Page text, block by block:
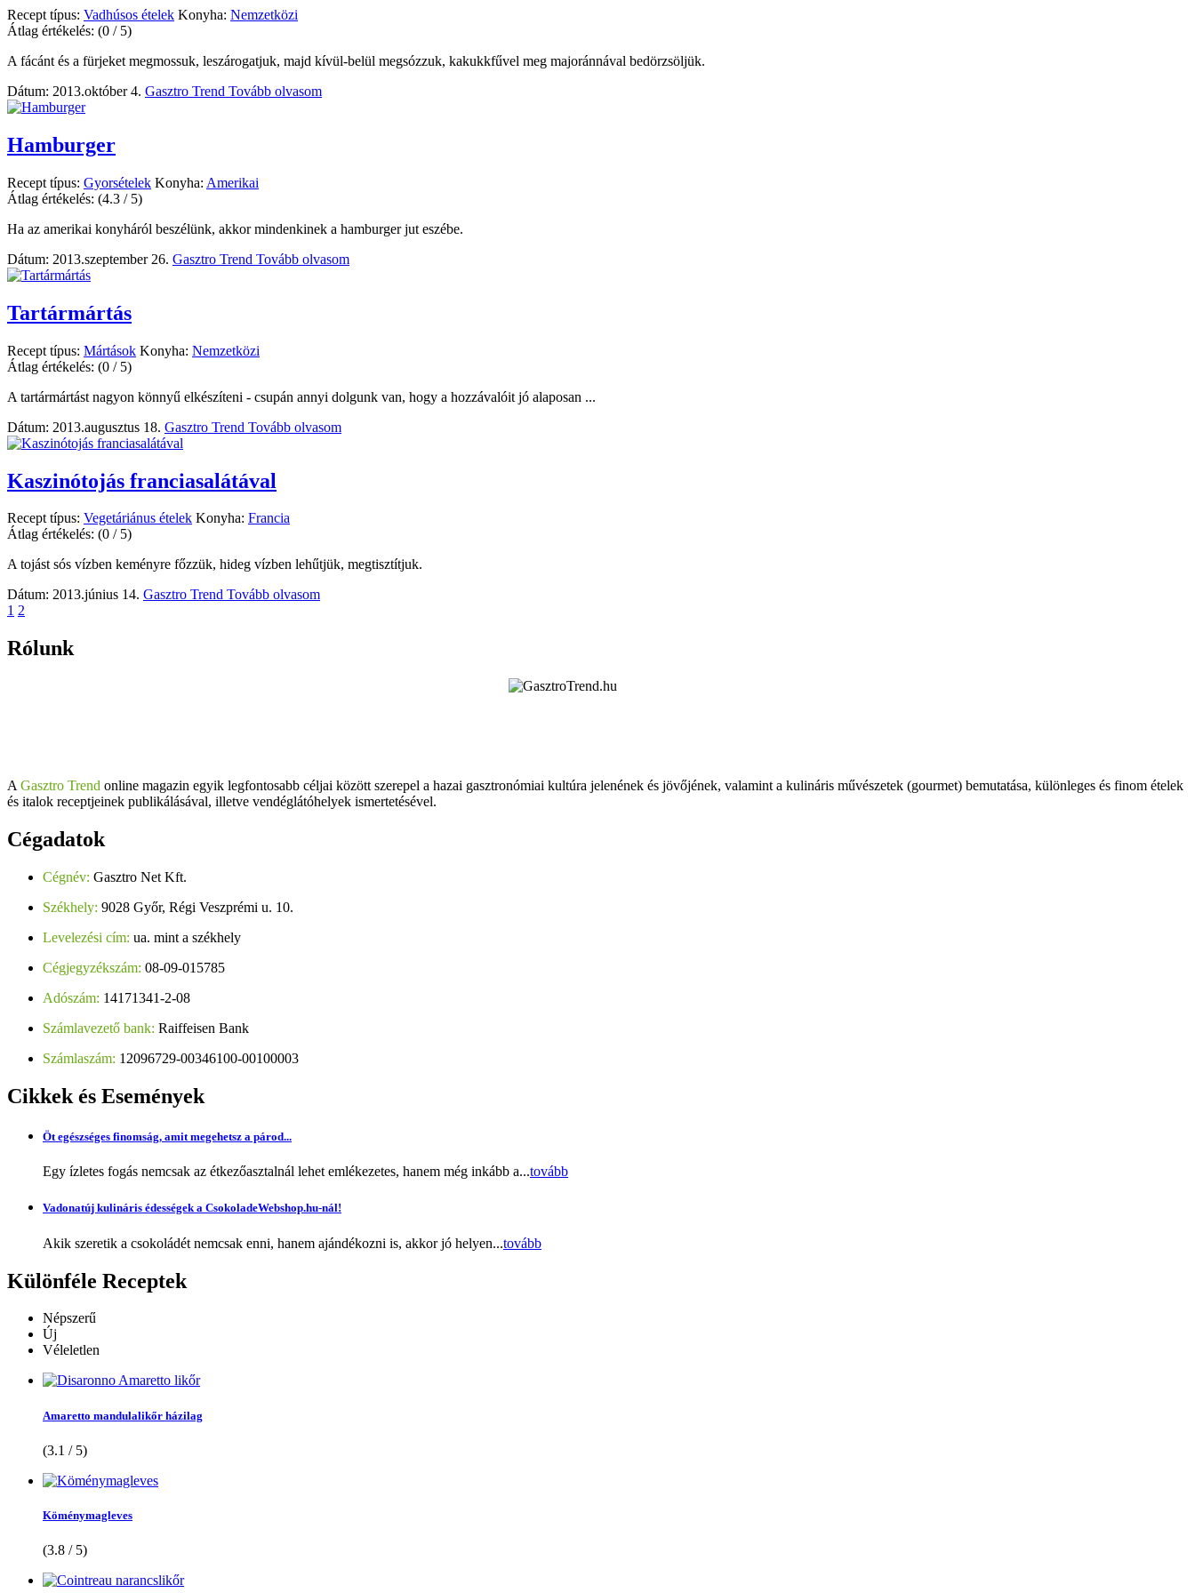
Recept típus: Vadhúsos ételek Konyha: Nemzetközi
Átlag értékelés: (0 / 5)
A fácánt és a fürjeket megmossuk, leszárogatjuk, majd kívül-belül megsózzuk, kakukkfűvel meg majoránnával bedörzsöljük.
Dátum: 2013.október 4. Gasztro Trend Tovább olvasom
Hamburger
Recept típus: Gyorsételek Konyha: Amerikai
Átlag értékelés: (4.3 / 5)
Ha az amerikai konyháról beszélünk, akkor mindenkinek a hamburger jut eszébe.
Dátum: 2013.szeptember 26. Gasztro Trend Tovább olvasom
Tartármártás
Recept típus: Mártások Konyha: Nemzetközi
Átlag értékelés: (0 / 5)
A tartármártást nagyon könnyű elkészíteni - csupán annyi dolgunk van, hogy a hozzávalóit jó alaposan ...
Dátum: 2013.augusztus 18. Gasztro Trend Tovább olvasom
Kaszinótojás franciasalátával
Recept típus: Vegetáriánus ételek Konyha: Francia
Átlag értékelés: (0 / 5)
A tojást sós vízben keményre főzzük, hideg vízben lehűtjük, megtisztítjuk.
Dátum: 2013.június 14. Gasztro Trend Tovább olvasom
1 2
Rólunk
A Gasztro Trend online magazin egyik legfontosabb céljai között szerepel a hazai gasztronómiai kultúra jelenének és jövőjének, valamint a kulináris művészetek (gourmet) bemutatása, különleges és finom ételek
és italok receptjeinek publikálásával, illetve vendéglátóhelyek ismertetésével.
Cégadatok
Cégnév: Gasztro Net Kft.
Székhely: 9028 Győr, Régi Veszprémi u. 10.
Levelezési cím: ua. mint a székhely
Cégjegyzékszám: 08-09-015785
Adószám: 14171341-2-08
Számlavezető bank: Raiffeisen Bank
Számlaszám: 12096729-00346100-00100003
Cikkek és Események
Öt egészséges finomság, amit megehetsz a párod...
Egy ízletes fogás nemcsak az étkezőasztalnál lehet emlékezetes, hanem még inkább a...tovább
Vadonatúj kulináris édességek a CsokoladeWebshop.hu-nál!
Akik szeretik a csokoládét nemcsak enni, hanem ajándékozni is, akkor jó helyen...tovább
Különféle Receptek
Népszerű
Új
Véleletlen
Amaretto mandulalikőr házilag
(3.1 / 5)
Köménymagleves
(3.8 / 5)